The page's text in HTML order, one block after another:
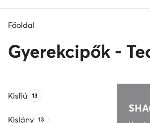
Főoldal
Gyerekcipők -
KisfiúTermékek száma:
13
KislányTermékek száma:
13